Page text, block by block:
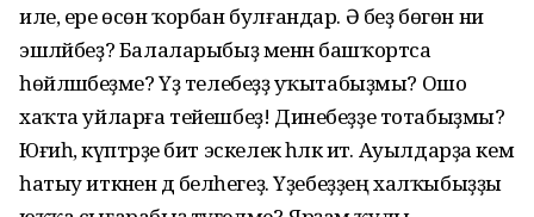
иле, ере өсөн ҡорбан булғандар. Ә беҙ бөгөн ни
эшләйбеҙ? Балаларыбыҙ менән башҡортса
һөйләшәбеҙме? Үҙ телебеҙҙә уҡытабыҙмы? Ошо
хаҡта уйларға тейешбеҙ! Динебеҙҙе тотабыҙмы?
Юғиһә, күптәрҙе бит эскелек һәләк итә. Ауылдарҙа кем
һатыу иткәнен дә беләһегеҙ. Үҙебеҙҙең халҡыбыҙҙы